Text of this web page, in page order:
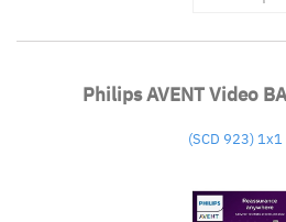
Philips AVENT Video
(SCD 923) 1x1